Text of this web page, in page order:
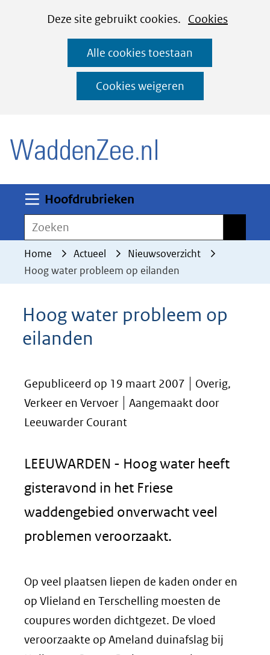
CookiesDeze site gebruikt cookies. Cookies
deze
worden
toegestaan
geweigerd.
Alle cookies toestaan
Cookies weigeren
Ga
naar
de
inhoud
Hoofdrubrieken
Zoeken
Home Actueel
Nieuwsoverzicht
Hoog water probleem op eilanden
Hoog water probleem op
eilanden
Gepubliceerd op 19 maart 2007
Overig,
Verkeer en Vervoer
Aangemaakt door
Leeuwarder Courant
LEEUWARDEN - Hoog water heeft
gisteravond in het Friese
waddengebied onverwacht veel
problemen veroorzaakt.
Op veel plaatsen liepen de kaden onder en
op Vlieland en Terschelling moesten de
coupures worden dichtgezet. De vloed
veroorzaakte op Ameland duinafslag bij